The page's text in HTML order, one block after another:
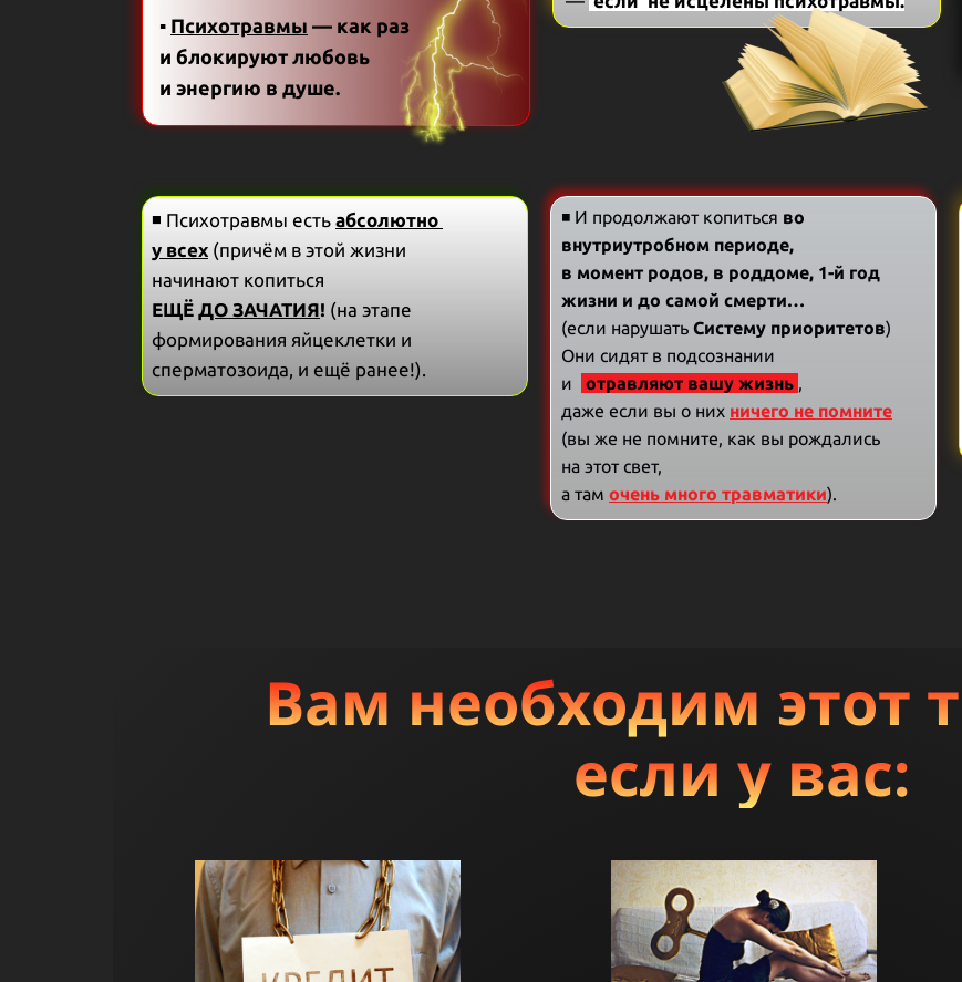
▪ Психотравмы — как раз
и блокируют любовь
и энергию в душе.
◾ Психотравмы есть абсолютно
у всех (причём в этой жизни
начинают копиться
ЕЩЁ ДО ЗАЧАТИЯ! (на этапе
формирования яйцеклетки и
сперматозоида, и ещё ранее!).
◾ И продолжают копиться во
внутриутробном периоде,
в момент родов, в роддоме, 1-й год
жизни и до самой смерти…
(если нарушать Систему приоритетов)
Они сидят в подсознании
и
отравляют вашу жизнь
даже если вы о них ничего не помните
(вы же не помните, как вы рождались
на этот свет,
а там очень много травматики).
Вам необходим этот
если у вас: